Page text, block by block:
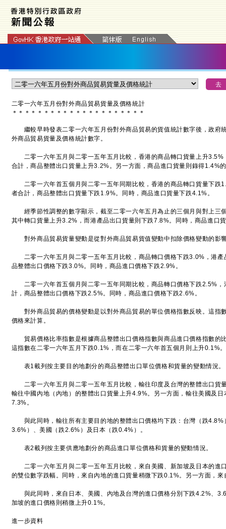
二零一六年五月份對外商品貿易貨量及價格統計
＊ ＊ ＊ ＊ ＊ ＊ ＊ ＊ ＊ ＊ ＊ ＊ ＊ ＊ ＊ ＊ ＊ ＊ ＊ ＊ ＊
繼較早時發表二零一六年五月份對外商品貿易的貨值統計數字後，政府
外商品貿易貨量及價格統計數字。
二零一六年五月與二零一五年五月比較，香港的商品轉口貨量上升3.5%
合計，商品整體出口貨量上升3.2%。另一方面，商品進口貨量則錄得1.4%
二零一六年首五個月與二零一五年同期比較，香港的商品轉口貨量下跌
者合計，商品整體出口貨量下跌1.9%。同時，商品進口貨量下跌4.1%。
經季節性調整的數字顯示，截至二零一六年五月為止的三個月與對上三
其中轉口貨量上升3.2%，而港產品出口貨量則下跌7.8%。同時，商品進口
對外商品貿易貨量變動是從對外商品貿易貨值變動中扣除價格變動的影
二零一六年五月與二零一五年五月比較，商品轉口價格下跌3.0%，港產
品整體出口價格下跌3.0%。同時，商品進口價格下跌2.9%。
二零一六年首五個月與二零一五年同期比較，商品轉口價格下跌2.5%，
計，商品整體出口價格下跌2.5%。同時，商品進口價格下跌2.6%。
對外商品貿易的價格變動是以對外商品貿易的單位價格指數反映。這指
價格來計算。
貿易價格比率指數是根據商品整體出口價格指數與商品進口價格指數的
這指數在二零一六年五月下跌0.1%，而在二零一六年首五個月則上升0.1%。
表1載列按主要目的地劃分的商品整體出口單位價格和貨量的變動情況。
二零一六年五月與二零一五年五月比較，輸往印度及台灣的整體出口貨
輸往中國內地（內地）的整體出口貨量上升4.9%。另一方面，輸往美國及
7.3%。
與此同時，輸往所有主要目的地的整體出口價格均下跌：台灣（跌4.8%
3.6%）、美國（跌2.6%）及日本（跌0.4%）。
表2載列按主要供應地劃分的商品進口單位價格和貨量的變動情況。
二零一六年五月與二零一五年五月比較，來自美國、新加坡及日本的進
的雙位數字跌幅。同時，來自內地的進口貨量稍微下跌0.1%。另一方面，
與此同時，來自日本、美國、內地及台灣的進口價格分別下跌4.2%、
加坡的進口價格則稍微上升0.1%。
進一步資料